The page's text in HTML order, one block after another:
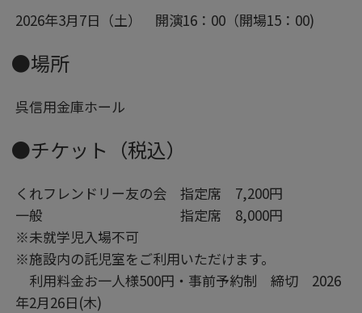
2026年3月7日（土） 開演16：00（開場15：00)
●場所
呉信用金庫ホール
●チケット（税込）
くれフレンドリー友の会 指定席 7,200円
一般 指定席 8,000円
※未就学児入場不可
※施設内の託児室をご利用いただけます。
利用料金お一人様500円・事前予約制 締切 2026
年2月26日(木)